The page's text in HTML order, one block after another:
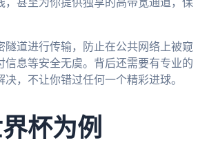
甚至为你提供独享的高带宽通道，保
道进行传输，防止在公共网络上被窥
息等安全无虞。背后还需要有专业的
，不让你错过任何一个精彩进球。
杯为例